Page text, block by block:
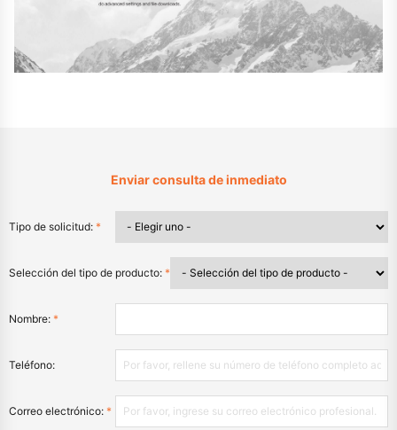
Enviar consulta de inmediato
Tipo de solicitud: *
Selección del tipo de producto: *
Nombre: *
Teléfono:
Correo electrónico: *